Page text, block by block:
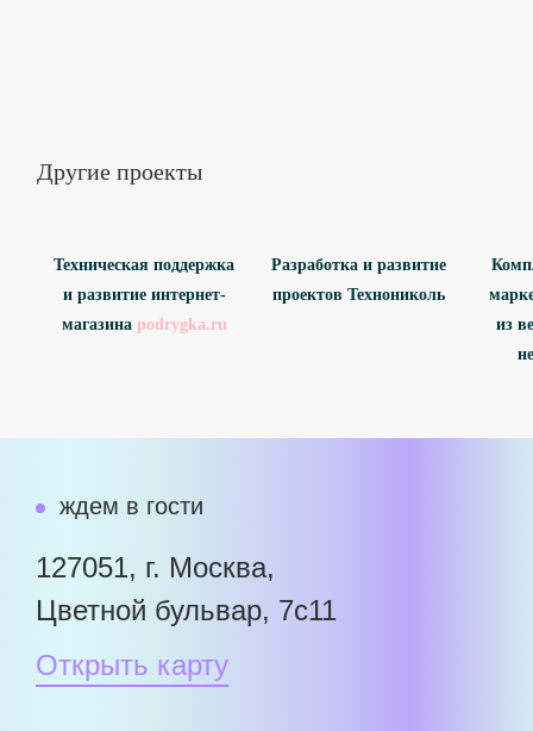
Другие проекты
Техническая поддержка
и развитие интернет-
магазина podrygka.ru
Разработка и развитие
проектов Технониколь
из
ждем в гости
127051, г. Москва,
Цветной бульвар, 7с11
Открыть карту